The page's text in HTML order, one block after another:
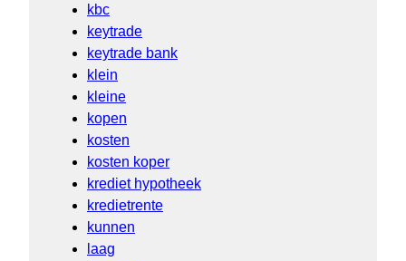
kbc
keytrade
keytrade bank
klein
kleine
kopen
kosten
kosten koper
krediet hypotheek
kredietrente
kunnen
laag